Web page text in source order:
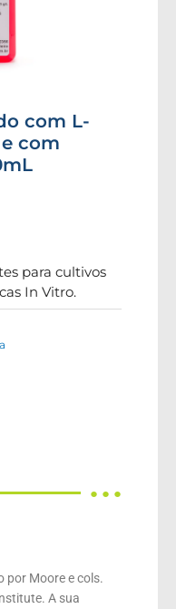
com L-
com
para cultivos
In Vitro.
● ● ●
por Moore e cols.
A sua